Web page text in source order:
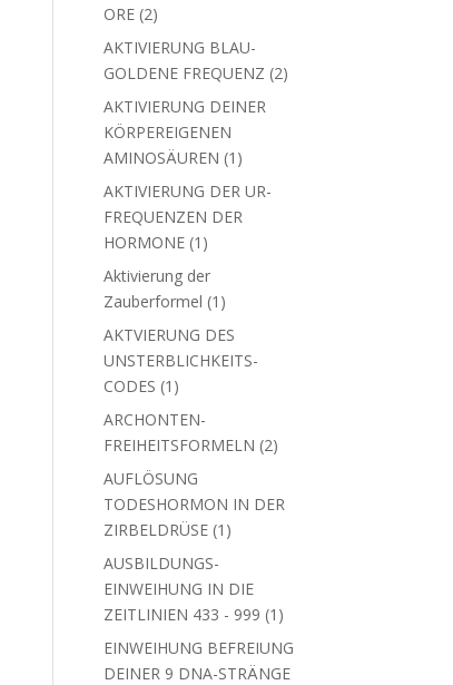
TORE 22
Produkte
AKTIVIERUNG BLAU-
GOLDENE FREQUENZ 22
AKTIVIERUNG DEINER
KÖRPEREIGENEN
AMINOSÄUREN 11
Produkt
AKTIVIERUNG DER UR-
FREQUENZEN DER
HORMONE 11
Produkt
Aktivierung der
Zauberformel 11
Produkt
AKTVIERUNG DES
UNSTERBLICHKEITS-
CODES 11
Produkt
ARCHONTEN-
FREIHEITSFORMELN 22
AUFLÖSUNG
TODESHORMON IN DER
ZIRBELDRÜSE 11
AUSBILDUNGS-
EINWEIHUNG IN DIE
ZEITLINIEN 433 - 999 11
Produkt
EINWEIHUNG BEFREIUNG
DEINER 9 DNA-STRÄNGE